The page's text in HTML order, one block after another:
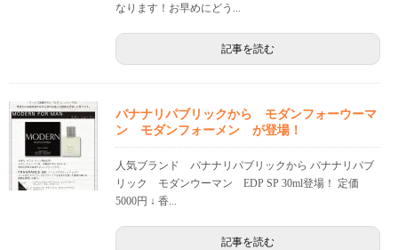
なります！お早めにどう...
記事を読む
バナナリパブリックから モダンフォーウーマ
ン モダンフォーメン が登場！
人気ブランド バナナリパブリックから バナナリパブ
リック モダンウーマン EDP SP 30ml登場！ 定価
5000円 ↓ 香...
記事を読む